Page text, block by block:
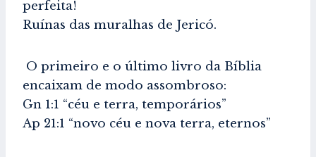
perfeita!
Ruínas das muralhas de Jericó.
O primeiro e o último livro da Bíblia
encaixam de modo assombroso:
Gn 1:1 “céu e terra, temporários”
Ap 21:1 “novo céu e nova terra, eternos”